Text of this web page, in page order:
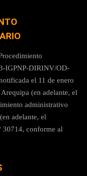
IGPNP-DIRINV/OD-
el 11 de enero
(en adelante, el
administrativo
adelante, el
30714, conforme al